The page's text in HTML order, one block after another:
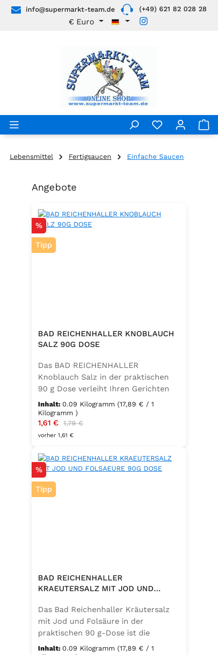
Zum Hauptinhalt springen
info@supermarkt-team.de (+49) 621 82 028 28
€ Euro
Lebensmittel Fertigsaucen Einfache Saucen
Produktgalerie überspringen
Angebote
Rabatt
%
Tipp
BAD REICHENHALLER KNOBLAUCH
SALZ 90G DOSE
Das BAD REICHENHALLER
Knoblauch Salz in der praktischen
90 g Dose verleiht Ihren Gerichten
einen vollmundigen, aromatischen
Knoblauchgeschmack. Hergestellt
ohne Geschmacksverstärker, zu 100
% vegan und glutenfrei – ideal für
zum Würzen von Pasta, Fleisch,
Fisch, Gemüse und mediterranen
Speisen. Zutaten:Siedesalz, 10 %
Knoblauch, 5 % Kräuter und
Inhalt: 0.09 Kilogramm (17,89 € / 1
Kilogramm )
Verkaufspreis:
1,61 € Regulärer Preis:
1,79 €
vorher 1,61 €
Rabatt
%
Tipp
BAD REICHENHALLER
KRAEUTERSALZ MIT JOD UND
Das Bad Reichenhaller Kräutersalz
mit Jod und Folsäure in der
praktischen 90 g-Dose ist die
aromatische Würzmischung für eine
Inhalt: 0.09 Kilogramm (17,89 € / 1